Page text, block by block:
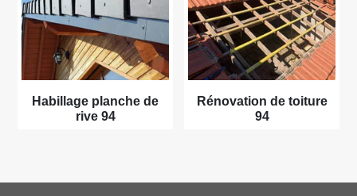
Habillage planche de
rive 94
Rénovation de toiture
94